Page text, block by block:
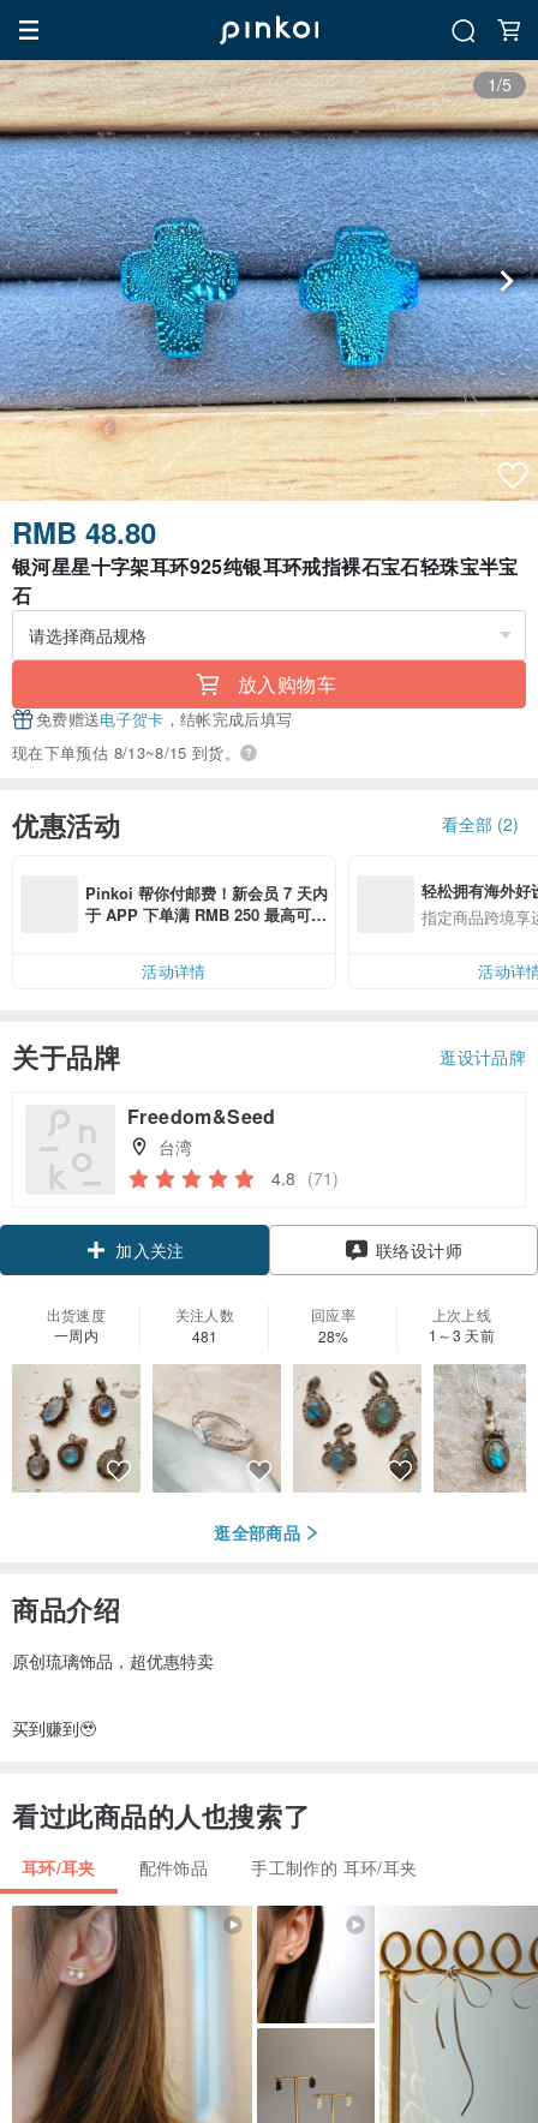
1/5
RMB 48.80
银河星星十字架耳环925纯银耳环戒指裸石宝石轻珠宝半宝
石
放入购物车
免费赠送电子贺卡 ，结帐完成后填写
现在下单预估 8/13~8/15 到货。
优惠活动 看全部 (2)
Pinkoi 帮你付邮费！新会员 7 天内
于 APP 下单满 RMB 250 最高可折
活动详情
轻松拥有海外好
指定商品跨境享
活动详
关于品牌 逛设计品牌
Freedom&Seed
台湾
4.8 (71)
加入关注 联络设计师
出货速度
一周内
关注人数
481
回应率
28%
上次上线
1～3 天前
逛全部商品
商品介绍
原创琉璃饰品，超优惠特卖
买到赚到🥹
看过此商品的人也搜索了
耳环/耳夹 配件饰品 手工制作的 耳环/耳夹